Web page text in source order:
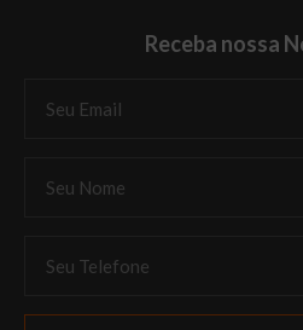
Receba nossa